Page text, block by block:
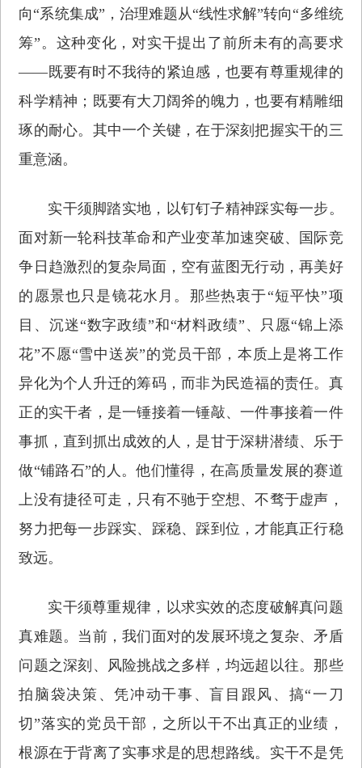
向“系统集成”，治理难题从“线性求解”转向“多维统
筹”。这种变化，对实干提出了前所未有的高要求
——既要有时不我待的紧迫感，也要有尊重规律的
科学精神；既要有大刀阔斧的魄力，也要有精雕细
琢的耐心。其中一个关键，在于深刻把握实干的三
重意涵。
实干须脚踏实地，以钉钉子精神踩实每一步。
面对新一轮科技革命和产业变革加速突破、国际竞
争日趋激烈的复杂局面，空有蓝图无行动，再美好
的愿景也只是镜花水月。那些热衷于“短平快”项
目、沉迷“数字政绩”和“材料政绩”、只愿“锦上添
花”不愿“雪中送炭”的党员干部，本质上是将工作
异化为个人升迁的筹码，而非为民造福的责任。真
正的实干者，是一锤接着一锤敲、一件事接着一件
事抓，直到抓出成效的人，是甘于深耕潜绩、乐于
做“铺路石”的人。他们懂得，在高质量发展的赛道
上没有捷径可走，只有不驰于空想、不骛于虚声，
努力把每一步踩实、踩稳、踩到位，才能真正行稳
致远。
实干须尊重规律，以求实效的态度破解真问题
真难题。当前，我们面对的发展环境之复杂、矛盾
问题之深刻、风险挑战之多样，均远超以往。那些
拍脑袋决策、凭冲动干事、盲目跟风、搞“一刀
切”落实的党员干部，之所以干不出真正的业绩，
根源在于背离了实事求是的思想路线。实干不是凭